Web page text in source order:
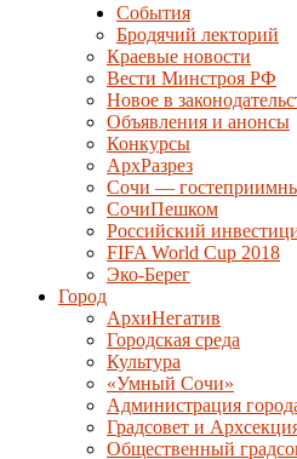
События
Бродячий лекторий
Краевые новости
Вести Минстроя РФ
Новое в
Объявления и анонсы
Конкурсы
АрхРазрез
Сочи —
СочиПешком
Российский
FIFA World Cup 2018
Эко-Берег
Город
АрхиНегатив
Городская среда
Культура
«Умный Сочи»
Администрация
Градсовет и
Общественный